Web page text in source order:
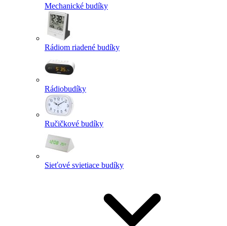
Mechanické budíky
Rádiom riadené budíky
Rádiobudíky
Ručičkové budíky
Sieťové svietiace budíky